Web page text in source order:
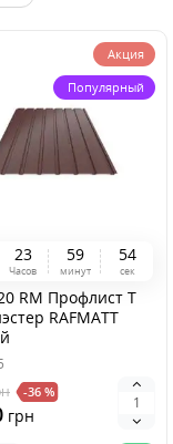
Акция
Популярный
23
Часов
59
минут
54
сек
RM Профлист Т
RAFMATT
-36 %
грн